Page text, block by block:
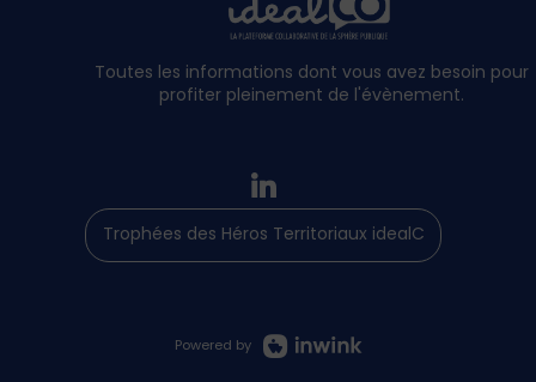
Toutes les informations dont vous avez besoin pour
profiter pleinement de l'évènement.
Trophées des Héros Territoriaux idealCO
Powered by